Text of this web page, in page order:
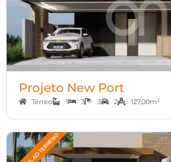
Projeto New Port
Térreo 1 3 3 2 127,00m²